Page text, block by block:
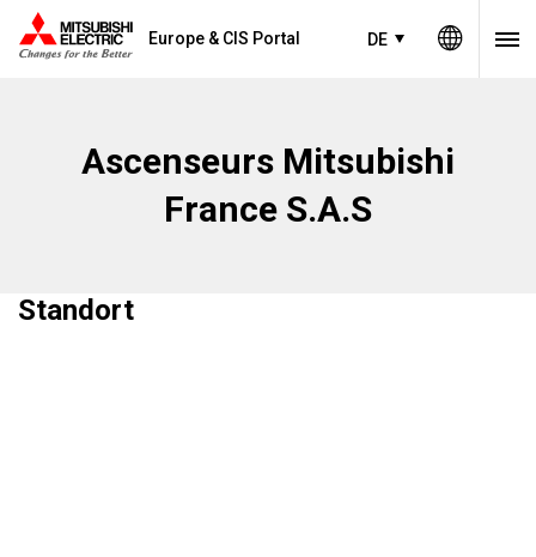
Europe & CIS Portal DE
Ascenseurs Mitsubishi
France S.A.S
Standort